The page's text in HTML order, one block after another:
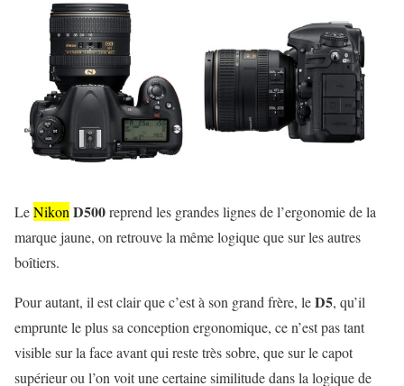
LeNikon D500reprend les grandes lignes de l’ergonomie de la
marque jaune, on retrouve la même logique que sur les autres
boîtiers.
Pour autant, il est clair que c’est à son grand frère, leD5, qu’il
emprunte le plus sa conception ergonomique, ce n’est pas tant
visible sur la face avant qui reste très sobre, que sur le capot
supérieur ou l’on voit une certaine similitude dans la logique de